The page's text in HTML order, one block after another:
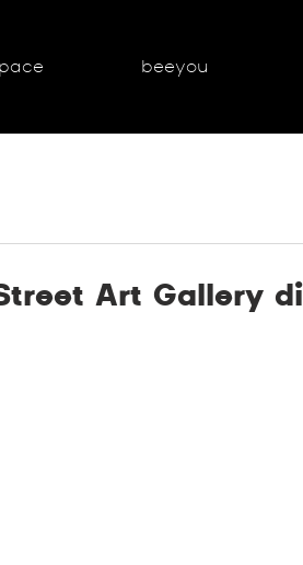
beeyou
Art Gallery di